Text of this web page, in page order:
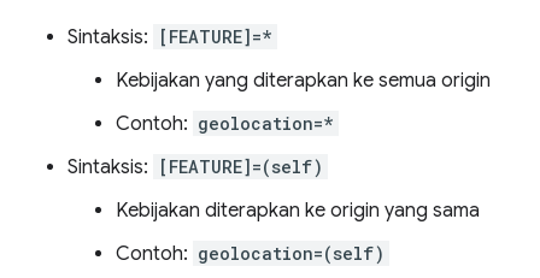
Sintaksis: [FEATURE]=*
Kebijakan yang diterapkan ke semua origin
Contoh: geolocation=*
Sintaksis: [FEATURE]=(self)
Kebijakan diterapkan ke origin yang sama
Contoh: geolocation=(self)